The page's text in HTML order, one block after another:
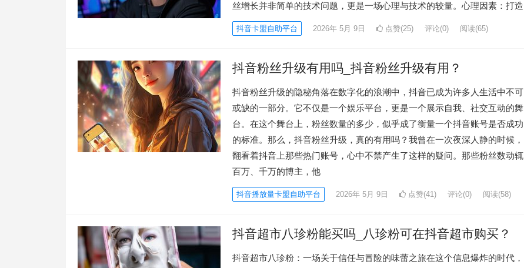
丝增长并非简单的技术问题，更是一场心理与技术的较量。心理因素：打造
抖音卡盟自助平台 2026年 5月 9日 点赞(25) 评论(0) 阅读(65)
抖音粉丝升级有用吗_抖音粉丝升级有用？
抖音粉丝升级的隐秘角落在数字化的浪潮中，抖音已成为许多人生活中不可
或缺的一部分。它不仅是一个娱乐平台，更是一个展示自我、社交互动的舞
台。在这个舞台上，粉丝数量的多少，似乎成了衡量一个抖音账号是否成功
的标准。那么，抖音粉丝升级，真的有用吗？我曾在一次夜深人静的时候，
翻看着抖音上那些热门账号，心中不禁产生了这样的疑问。那些粉丝数动辄
百万、千万的博主，他
抖音播放量卡盟自助平台 2026年 5月 9日 点赞(41) 评论(0) 阅读(58)
抖音超市八珍粉能买吗_八珍粉可在抖音超市购买？
抖音超市八珍粉：一场关于信任与冒险的味蕾之旅在这个信息爆炸的时代，